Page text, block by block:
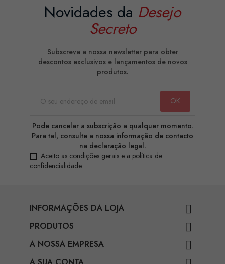
Novidades da Desejo
Secreto
Subscreva a nossa newsletter para obter
descontos exclusivos e lançamentos de novos
produtos.
Pode cancelar a subscrição a qualquer momento.
Para tal, consulte a nossa informação de contacto
na declaração legal.
Aceito as condições gerais e a política de
confidencialidade
INFORMAÇÕES DA LOJA 
PRODUTOS 
A NOSSA EMPRESA 